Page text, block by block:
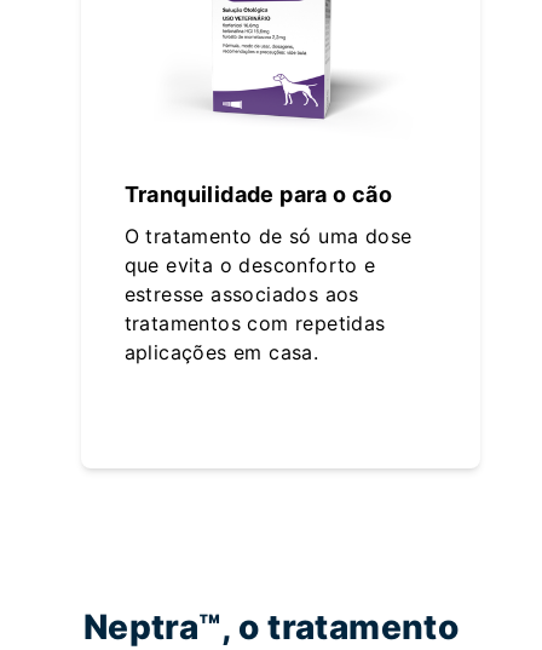
Tranquilidade para o cão
O tratamento de só uma dose
que evita o desconforto e
estresse associados aos
tratamentos com repetidas
aplicações em casa.
Neptra™, o tratamento